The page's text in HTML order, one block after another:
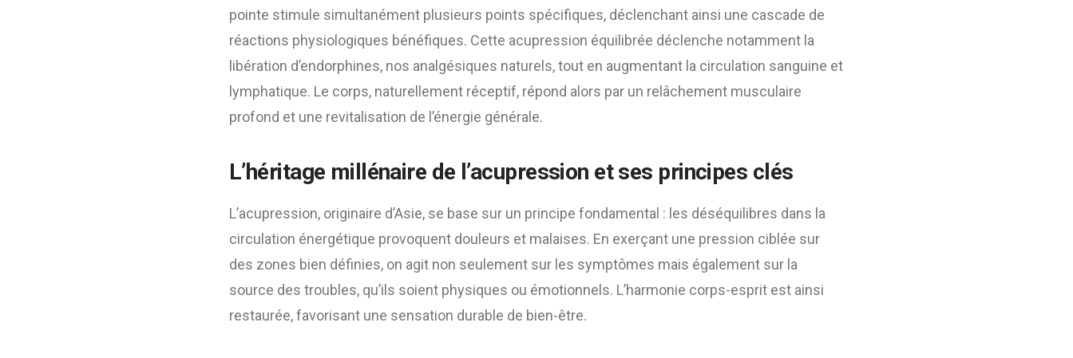
pointe stimule simultanément plusieurs points spécifiques, déclenchant ainsi une cascade de
réactions physiologiques bénéfiques. Cette acupression équilibrée déclenche notamment la
libération d’endorphines, nos analgésiques naturels, tout en augmentant la circulation sanguine et
lymphatique. Le corps, naturellement réceptif, répond alors par un relâchement musculaire
profond et une revitalisation de l’énergie générale.
L’héritage millénaire de l’acupression et ses principes clés
L’acupression, originaire d’Asie, se base sur un principe fondamental : les déséquilibres dans la
circulation énergétique provoquent douleurs et malaises. En exerçant une pression ciblée sur
des zones bien définies, on agit non seulement sur les symptômes mais également sur la
source des troubles, qu’ils soient physiques ou émotionnels. L’harmonie corps-esprit est ainsi
restaurée, favorisant une sensation durable de bien-être.